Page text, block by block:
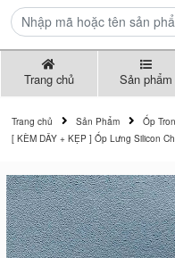
Trang chủ Sản phẩm
Trang chủ Sản Phẩm
Ốp
[ KÈM DÂY + KẸP ] Ốp Lưng Silicon